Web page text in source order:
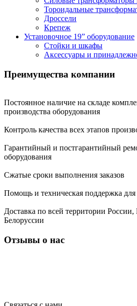
Тороидальные
Дроссели
Крепеж
Установочное 19” оборудование
Стойки и шкафы
Аксессуары и
Преимущества компании
Постоянное наличие на складе
производства оборудования
Контроль качества всех этапов
Гарантийный и постгарантийный
оборудования
Сжатые сроки выполнения заказов
Помощь и техническая поддержка для
Доставка по всей территории России,
Белоруссии
Отзывы о нас